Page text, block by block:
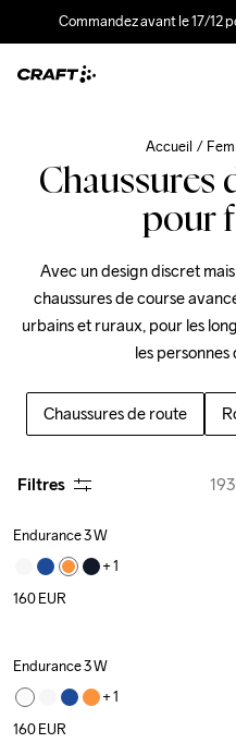
Commandez avant le 17/12
Accueil
Chaussures
pour
Avec un design discret
chaussures de course
urbains et ruraux, pour les
les
Chaussures de route
Filtres 193
Endurance 3 W
+ 1
160EUR
Endurance 3 W
+ 1
160EUR